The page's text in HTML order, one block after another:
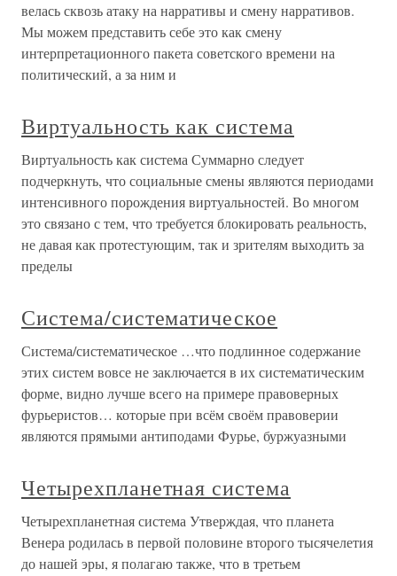
велась сквозь атаку на нарративы и смену нарративов.
Мы можем представить себе это как смену
интерпретационного пакета советского времени на
политический, а за ним и
Виртуальность как система
Виртуальность как система Суммарно следует
подчеркнуть, что социальные смены являются периодами
интенсивного порождения виртуальностей. Во многом
это связано с тем, что требуется блокировать реальность,
не давая как протестующим, так и зрителям выходить за
пределы
Система/систематическое
Система/систематическое …что подлинное содержание
этих систем вовсе не заключается в их систематическим
форме, видно лучше всего на примере правоверных
фурьеристов… которые при всём своём правоверии
являются прямыми антиподами Фурье, буржуазными
Четырехпланетная система
Четырехпланетная система Утверждая, что планета
Венера родилась в первой половине второго тысячелетия
до нашей эры, я полагаю также, что в третьем